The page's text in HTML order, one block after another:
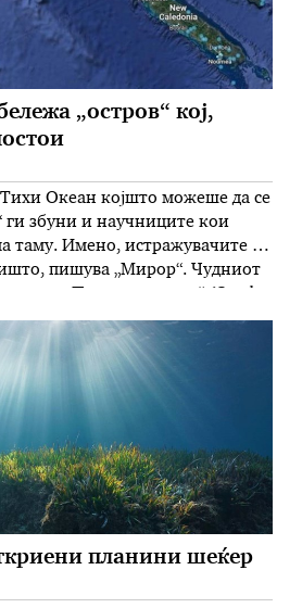
„остров“ кој,
Океан којшто можеше да се
ги збуни и научниците кои
таму. Имено, истражувачите не
пишува „Мирор“. Чудниот
е мистерија. Се работи за темна
и Нова Каледонија, …
планини шеќер